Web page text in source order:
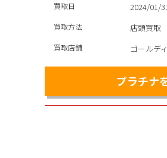
買取日 2024/01/
買取方法 店頭買取
買取店舗 ゴールデ
プラチナ